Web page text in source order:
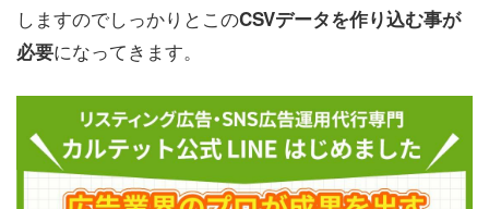
しますのでしっかりとこのCSVデータを作り込む事が
必要になってきます。